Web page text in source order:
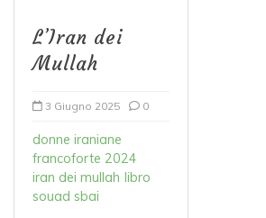
L’Iran dei
Mullah
3 Giugno 2025 0
donne iraniane
francoforte 2024
iran dei mullah libro
souad sbai